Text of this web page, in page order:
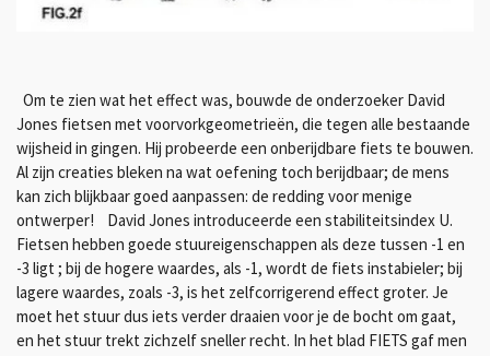
Om te zien wat het effect was, bouwde de onderzoeker David
Jones fietsen met voorvorkgeometrieën, die tegen alle bestaande
wijsheid in gingen. Hij probeerde een onberijdbare fiets te bouwen.
Al zijn creaties bleken na wat oefening toch berijdbaar; de mens
kan zich blijkbaar goed aanpassen: de redding voor menige
ontwerper! David Jones introduceerde een stabiliteitsindex U.
Fietsen hebben goede stuureigenschappen als deze tussen -1 en
-3 ligt ; bij de hogere waardes, als -1, wordt de fiets instabieler; bij
lagere waardes, zoals -3, is het zelfcorrigerend effect groter. Je
moet het stuur dus iets verder draaien voor je de bocht om gaat,
en het stuur trekt zichzelf sneller recht. In het blad FIETS gaf men